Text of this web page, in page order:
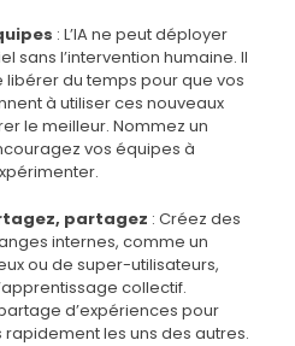
: L’IA ne peut déployer
sans l’intervention humaine. Il
libérer du temps pour que vos
à utiliser ces nouveaux
le meilleur. Nommez un
vos équipes à
partagez : Créez des
internes, comme un
ou de super-utilisateurs,
collectif.
d’expériences pour
les uns des autres.